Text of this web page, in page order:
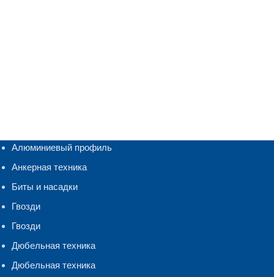
Алюминиевый профиль
Анкерная техника
Биты и насадки
Гвозди
Гвозди
Дюбельная техника
Дюбельная техника